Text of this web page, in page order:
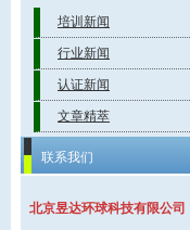
培训新闻
行业新闻
认证新闻
文章精萃
联系我们
北京昱达环球科技有限公司